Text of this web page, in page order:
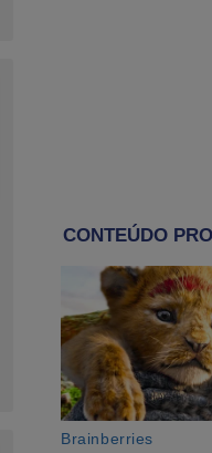
Agora com esse
acabaram essas
roubos de acervo,
Gustavo Tiné